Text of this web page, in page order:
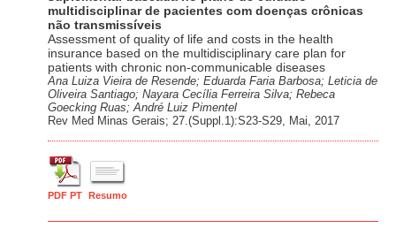
multidisciplinar de pacientes com doenças crônicas
não transmissíveis
Assessment of quality of life and costs in the health
insurance based on the multidisciplinary care plan for
patients with chronic non-communicable diseases
Ana Luiza Vieira de Resende; Eduarda Faria Barbosa; Leticia de
Oliveira Santiago; Nayara Cecília Ferreira Silva; Rebeca
Goecking Ruas; André Luiz Pimentel
Rev Med Minas Gerais; 27.(Suppl.1):S23-S29, Mai, 2017
PDF PT Resumo